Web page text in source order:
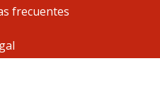
frecuentes